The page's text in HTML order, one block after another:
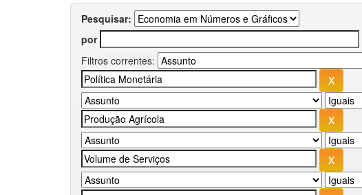
Pesquisar:
por
Filtros correntes: